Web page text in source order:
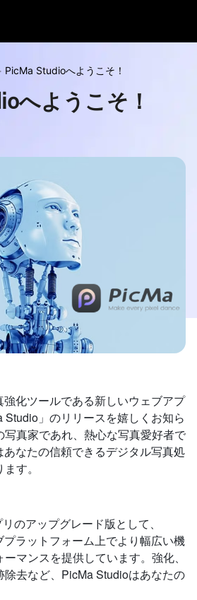
PicMa Studioへようこそ！
へようこそ！
化ツールである新しいウェブアプ
Studio」のリリースを嬉しくお知ら
真家であれ、熱心な写真愛好者で
なたの信頼できるデジタル写真処
す。
のアップグレード版として、
ラットフォーム上でより幅広い機
マンスを提供しています。強化、
去など、PicMa Studioはあなたの